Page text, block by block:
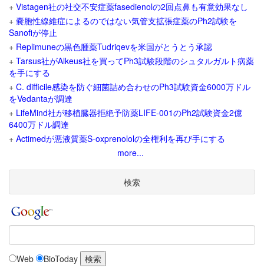
+ Vistagen社の社交不安症薬fasedienolの2回点鼻も有意効果なし
+ 嚢胞性線維症によるのではない気管支拡張症薬のPh2試験を
Sanofiが停止
+ Replimuneの黒色腫薬Tudriqevを米国がとうとう承認
+ Tarsus社がAlkeus社を買ってPh3試験段階のシュタルガルト病薬
を手にする
+ C. difficile感染を防ぐ細菌詰め合わせのPh3試験資金6000万ドル
をVedantaが調達
+ LifeMind社が移植臓器拒絶予防薬LIFE-001のPh2試験資金2億
6400万ドル調達
+ Actimedが悪液質薬S-oxprenololの全権利を再び手にする
more...
検索
Web BioToday